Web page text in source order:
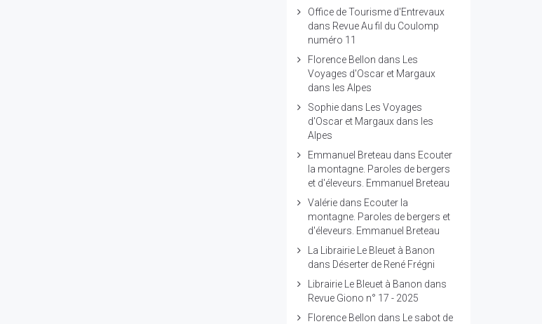
Office de Tourisme d'Entrevaux
dans Revue Au fil du Coulomp
numéro 11
Florence Bellon dans
Les
Voyages d'Oscar et Margaux
dans les Alpes
Sophiedans
Les Voyages
d'Oscar et Margaux dans les
Alpes
Emmanuel Breteau dans Ecouter
la montagne. Paroles de bergers
et d'éleveurs. Emmanuel Breteau
Valériedans Ecouter la
montagne. Paroles de bergers et
d'éleveurs. Emmanuel Breteau
La Librairie Le Bleuet à Banon
dans Déserter de René Frégni
Librairie Le Bleuet à Banon dans
Revue Giono n° 17 - 2025
Florence Bellon dans
Le sabot de